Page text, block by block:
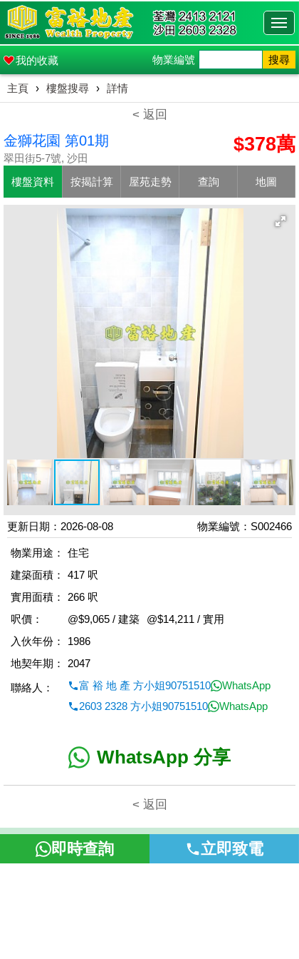
我的收藏 物業編號 搜尋
主頁 › 樓盤搜尋 › 詳情
< 返回
金獅花園 第01期
翠田街5-7號, 沙田
$378萬
樓盤資料 按揭計算 屋苑走勢 查詢 地圖
更新日期：2026-08-08 物業編號：S002466
物業用途：
住宅
建築面積：
417 呎
實用面積：
266 呎
呎價：
@$9,065 / 建築
@$14,211 / 實用
入伙年份：
1986
地契年期：
2047
聯絡人：
富 裕 地 產 方小姐90751510
WhatsApp
2603 2328 方小姐90751510
WhatsApp
WhatsApp 分享
< 返回
即時查詢 立即致電
本網頁所提供資料僅作參考用途。若因錯漏而引致任何不便或損
失，富裕地產概不負責。